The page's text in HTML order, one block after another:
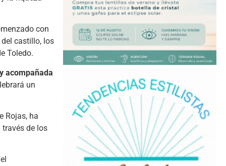
con
castillo, los
Toledo.
acompañada
un
Rojas, ha
de los